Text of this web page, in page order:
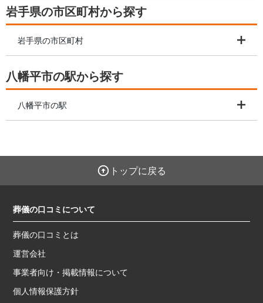
岩手県の市区町村から探す
岩手県の市区町村
八幡平市の駅から探す
八幡平市の駅
トップに戻る
葬儀の口コミについて
葬儀の口コミとは
運営会社
事業者向け・掲載情報について
個人情報保護方針